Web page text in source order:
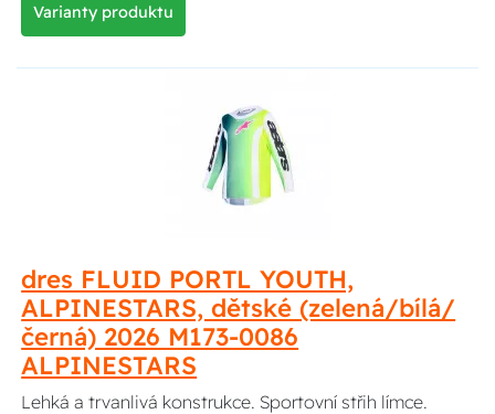
Varianty produktu
dres FLUID PORTL YOUTH,
ALPINESTARS, dětské (zelená/bílá/
černá) 2026 M173-0086
ALPINESTARS
Lehká a trvanlivá konstrukce. Sportovní střih límce.